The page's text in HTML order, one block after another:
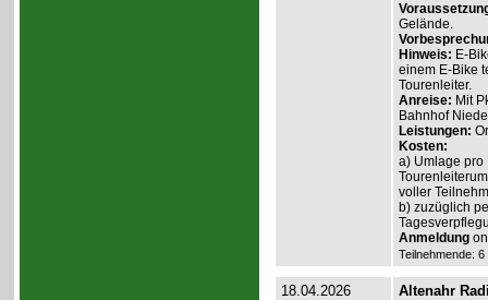
Gelände.
Hinweis: E-
einem E-Bike
Tourenleiter.
Anreise: Mit
Bahnhof
Leistungen:
Kosten:
a) Umlage pro
voller
b) zuzüglich
Anmeldung
Teilnehmende:
18.04.2026 Altenahr